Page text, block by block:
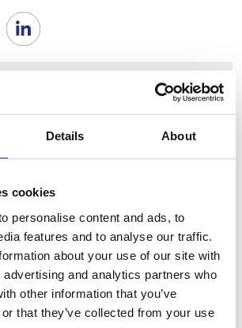
Details About
cookies
personalise content and ads, to
features and to analyse our traffic.
about your use of our site with
and analytics partners who
other information that you’ve
that they’ve collected from your use
te
è aumentata fortemente la